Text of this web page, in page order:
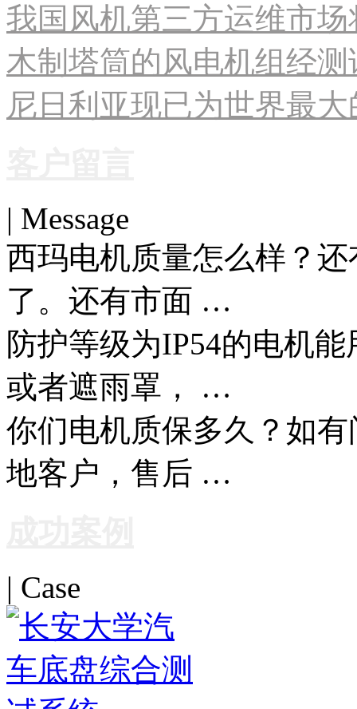
我国风机第三方运维市
木制塔筒的风电机组经
尼日利亚现已为世界最
| Message
西玛电机质量怎么样？
了。还有市面 …
防护等级为IP54的电机
或者遮雨罩， …
你们电机质保多久？如
地客户，售后 …
| Case